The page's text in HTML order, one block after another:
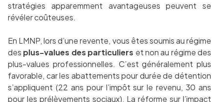
stratégies apparemment avantageuses peuvent se
révéler coûteuses.
En LMNP, lors d’une revente, vous êtes soumis au régime
des plus-values des particuliers et non au régime des
plus-values professionnelles. C’est généralement plus
favorable, car les abattements pour durée de détention
s’appliquent (22 ans pour l’impôt sur le revenu, 30 ans
pour les prélèvements sociaux). Laréforme sur l’impact